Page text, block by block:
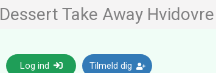
Dessert Take Away Hvidovre
Log ind Tilmeld dig